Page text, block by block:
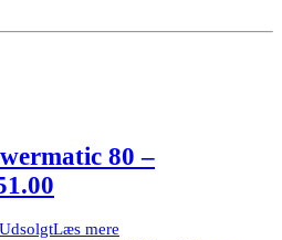
80 –
UdsolgtLæs mere